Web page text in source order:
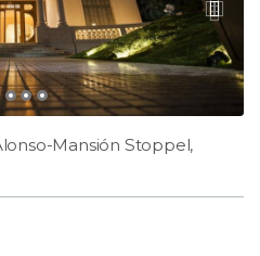
Mansión Stoppel,